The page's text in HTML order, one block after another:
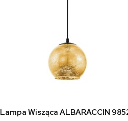
do koszyka
Lampa Wisząca ALBARACCIN